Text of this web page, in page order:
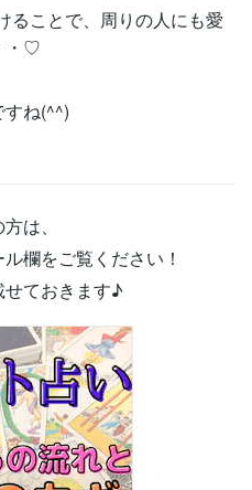
ることで、周りの人にも愛
・♡
ね(^^)
は、
欄をご覧ください！
ておきます♪